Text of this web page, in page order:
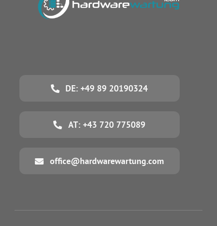
DE: +49 89 20190324
AT: +43 720 775089
office@hardwarewartung.com